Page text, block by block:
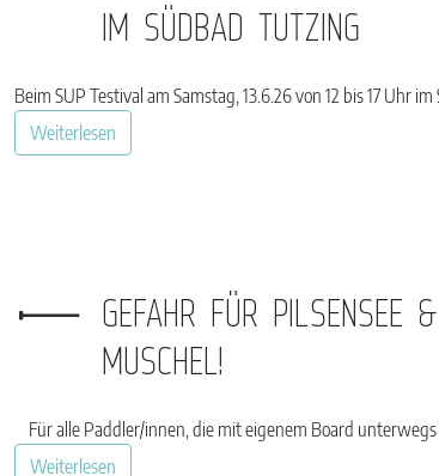
IM SÜDBAD TUTZING
Beim SUP Testival am Samstag, 13.6.26 von 12 bis 17 Uhr
Weiterlesen
GEFAHR FÜR PILSENSEE
MUSCHEL!
Für alle Paddler/innen, die mit eigenem Board
Weiterlesen